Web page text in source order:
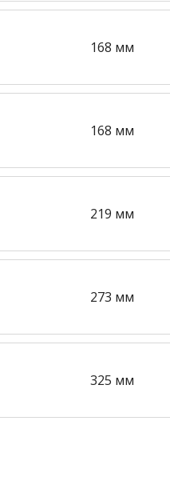
168 мм
168 мм
219 мм
273 мм
325 мм